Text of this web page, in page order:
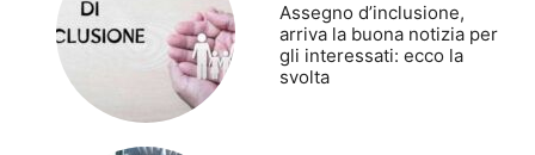
Assegno d’inclusione,
arriva la buona notizia per
gli interessati: ecco la
svolta